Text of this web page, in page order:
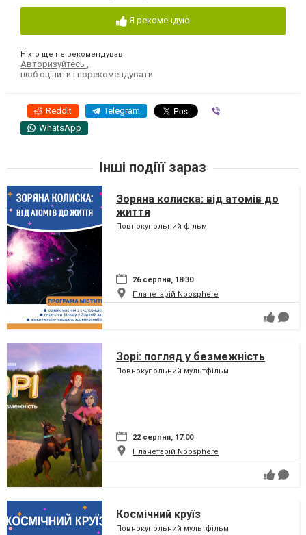
Я рекомендую
Ніхто ще не рекомендував
Авторизуйтесь
щоб оцінити і порекомендувати
Reddit Telegram
WhatsApp
Інші подіїї зараз
Зоряна колиска: від атомів до
життя
Повнокупольний фільм
26 серпня, 18:30
Планетарій Noosphere
Зорі: погляд у безмежність
Повнокупольний мультфільм
22 серпня, 17:00
Планетарій Noosphere
Космічний круїз
Повнокупольний мультфільм